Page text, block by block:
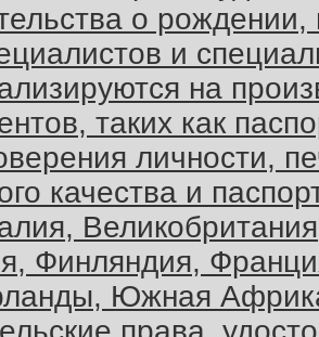
о
и
на
таких как
личности,
качества и
Финляндия,
Южная